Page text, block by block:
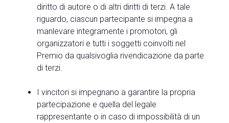
diritto di autore o di altri diritti di terzi. A tale
riguardo, ciascun partecipante si impegna a
manlevare integramente i promotori, gli
organizzatori e tutti i soggetti coinvolti nel
Premio da qualsivoglia rivendicazione da parte
di terzi.
I vincitori si impegnano a garantire la propria
partecipazione e quella del legale
rappresentante o in caso di impossibilità di un